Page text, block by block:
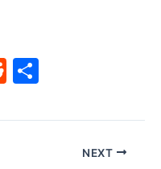
R
d ar
NEXT